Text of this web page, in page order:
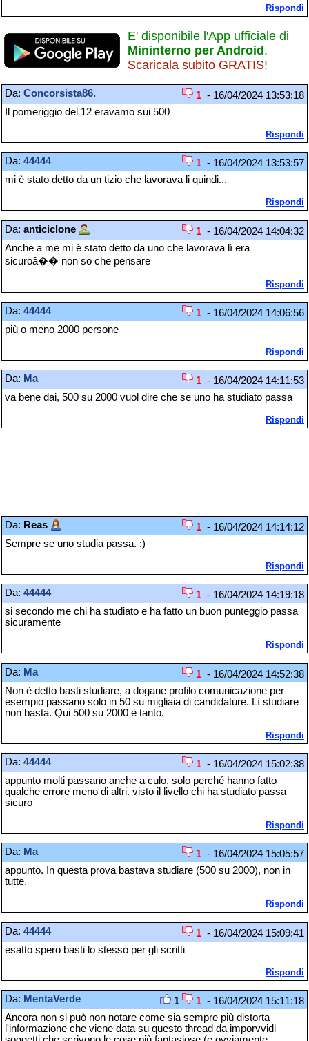
Rispondi
E' disponibile l'App ufficiale di
Mininterno per Android.
Scaricala subito GRATIS!
Da: Concorsista86. 1 - 16/04/2024 13:53:18
Il pomeriggio del 12 eravamo sui 500
Rispondi
Da: 44444 1 - 16/04/2024 13:53:57
mi è stato detto da un tizio che lavorava li quindi...
Rispondi
Da: anticiclone 1 - 16/04/2024 14:04:32
Anche a me mi è stato detto da uno che lavorava lì era
sicuroâ�� non so che pensare
Rispondi
Da: 44444 1 - 16/04/2024 14:06:56
più o meno 2000 persone
Rispondi
Da: Ma 1 - 16/04/2024 14:11:53
va bene dai, 500 su 2000 vuol dire che se uno ha studiato passa
Rispondi
Da: Reas 1 - 16/04/2024 14:14:12
Sempre se uno studia passa. ;)
Rispondi
Da: 44444 1 - 16/04/2024 14:19:18
si secondo me chi ha studiato e ha fatto un buon punteggio passa
sicuramente
Rispondi
Da: Ma 1 - 16/04/2024 14:52:38
Non è detto basti studiare, a dogane profilo comunicazione per
esempio passano solo in 50 su migliaia di candidature. Lì studiare
non basta. Qui 500 su 2000 è tanto.
Rispondi
Da: 44444 1 - 16/04/2024 15:02:38
appunto molti passano anche a culo, solo perché hanno fatto
qualche errore meno di altri. visto il livello chi ha studiato passa
sicuro
Rispondi
Da: Ma 1 - 16/04/2024 15:05:57
appunto. In questa prova bastava studiare (500 su 2000), non in
tutte.
Rispondi
Da: 44444 1 - 16/04/2024 15:09:41
esatto spero basti lo stesso per gli scritti
Rispondi
Da: MentaVerde 1 1 - 16/04/2024 15:11:18
Ancora non si può non notare come sia sempre più distorta
l'informazione che viene data su questo thread da imporvvidi